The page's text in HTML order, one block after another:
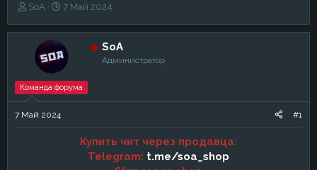
А
т
е
м
SoA
Д
т
а
н
а
ч
а
7 Май 2024
SoA
Администратор
Команда форума
7 Май 2024 #1
Купить чит через продавца:
Telegram: t.me/soa_shop